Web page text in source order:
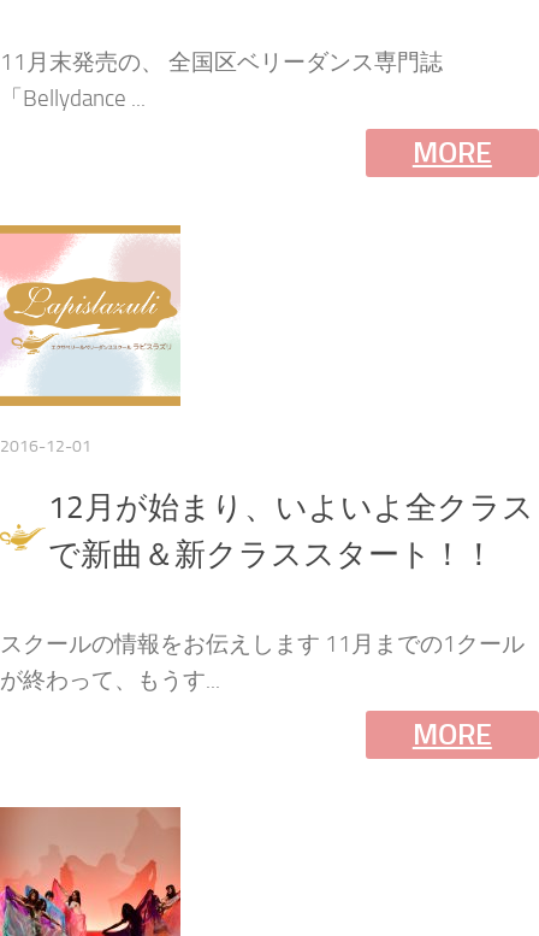
11月末発売の、 全国区ベリーダンス専門誌
「Bellydance ...
MORE
2016-12-01
12月が始まり、いよいよ全クラス
で新曲＆新クラススタート！！
スクールの情報をお伝えします 11月までの1クール
が終わって、もうす...
MORE